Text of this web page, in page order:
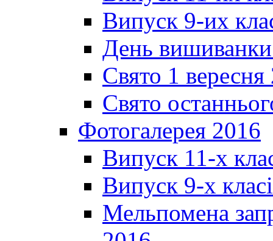
Випуск 9-их
День
Свято 1 вересня
Свято
Фотогалерея 2016
Випуск 11-х
Випуск 9-х
Мельпомена